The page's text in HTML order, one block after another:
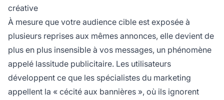
créative
À mesure que votre audience cible est exposée à
plusieurs reprises aux mêmes annonces, elle devient de
plus en plus insensible à vos messages, un phénomène
appelé lassitude publicitaire. Les utilisateurs
développent ce que les spécialistes du marketing
appellent la « cécité aux bannières », où ils ignorent